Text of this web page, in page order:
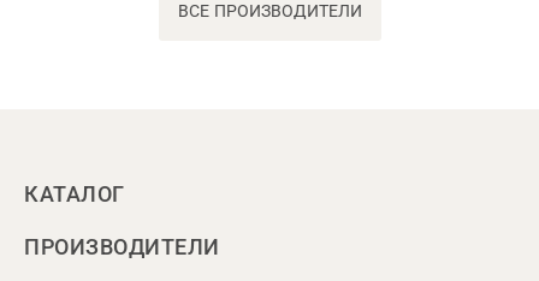
ВСЕ ПРОИЗВОДИТЕЛИ
КАТАЛОГ
ПРОИЗВОДИТЕЛИ